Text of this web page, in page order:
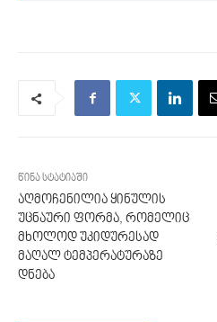
წინა სტატიაში
აღმოჩენილია ყინულის
უცნაური ფორმა, რომელიც
მხოლოდ უკიდურესად
მაღალ ტემპერატურაზე
დნება